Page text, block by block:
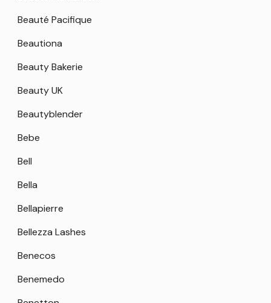
Beauté Pacifique
Beautiona
Beauty Bakerie
Beauty UK
Beautyblender
Bebe
Bell
Bella
Bellapierre
Bellezza Lashes
Benecos
Benemedo